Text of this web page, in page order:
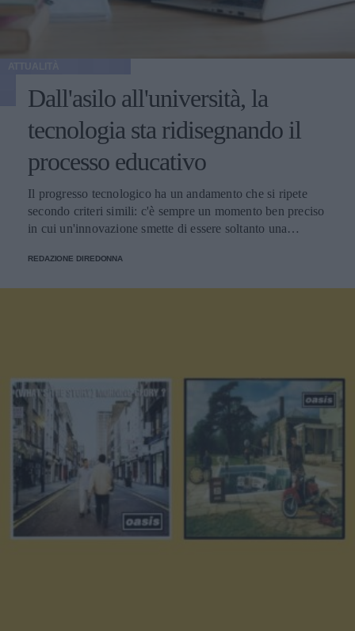
Dall'asilo all'università, la
tecnologia sta ridisegnando il
processo educativo
Il progresso tecnologico ha un andamento che si ripete
secondo criteri simili: c'è sempre un momento ben preciso
in cui un'innovazione smette di essere soltanto una
REDAZIONE DIREDONNA